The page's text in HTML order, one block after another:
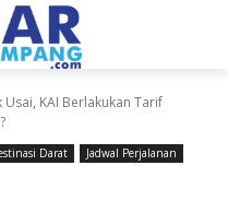
Usai, KAI Berlakukan Tarif
Darat
Jadwal Perjalanan